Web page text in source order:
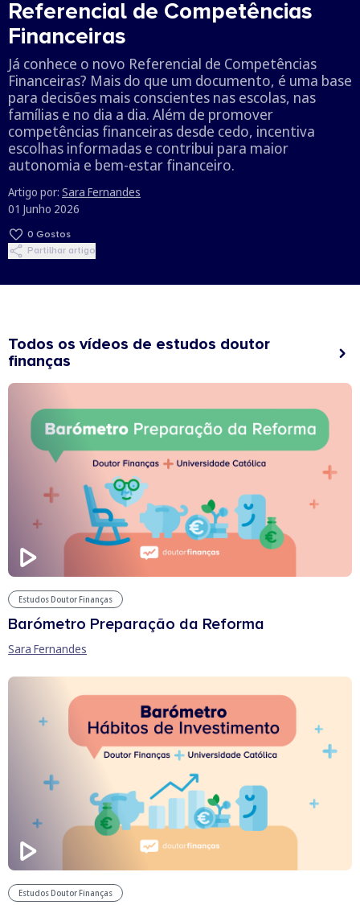
Referencial de Competências
Financeiras
Já conhece o novo Referencial de Competências
Financeiras? Mais do que um documento, é uma base
para decisões mais conscientes nas escolas, nas
famílias e no dia a dia. Além de promover
competências financeiras desde cedo, incentiva
escolhas informadas e contribui para maior
autonomia e bem-estar financeiro.
Artigo por: Sara Fernandes
01 Junho 2026
0 Gostos
Partilhar artigo
Todos os vídeos de estudos doutor
finanças
Estudos Doutor Finanças
Barómetro Preparação da Reforma
Sara Fernandes
Estudos Doutor Finanças